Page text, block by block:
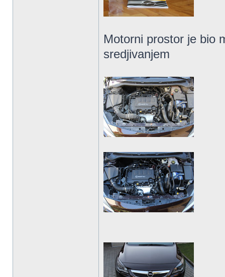
Motorni prostor je bio
sredjivanjem